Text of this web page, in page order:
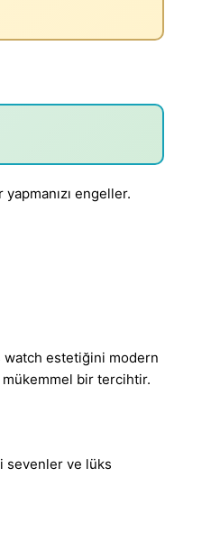
engeller.
watch estetiğini modern
bir tercihtir.
sevenler ve lüks